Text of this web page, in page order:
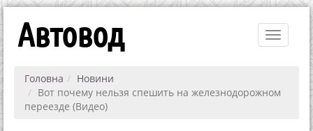
Toggle
Автовод
Головна
Новини
Вот почему нельзя спешить на железнодорожном
переезде (Видео)